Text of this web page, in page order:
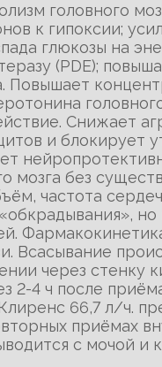
головного
к гипоксии;
глюкозы на
(PDE);
Повышает
Снижает
и блокирует
мозга без
частота
Всасывание
через стенку
2-4 ч после
66,7 л/ч.
приёмах
с мочой